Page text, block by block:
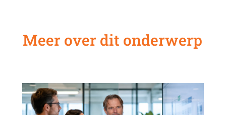
Meer over dit onderwerp